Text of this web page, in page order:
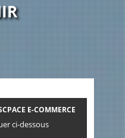
E-COMMERCE
ci-dessous